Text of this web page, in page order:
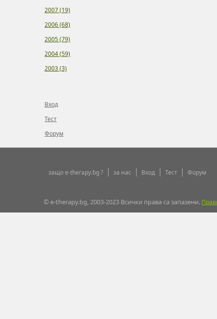
2007 (19)
2006 (68)
2005 (79)
2004 (59)
2003 (3)
Вход
Тест
Форум
защо e-therapy.bg ? за нас Вход Тест Форум
© e-therapy.bg, 2003-2023 Всички права са запазени.